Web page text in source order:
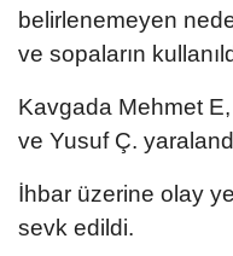
belirlenemeyen
ve sopaların
Kavgada Mehmet
ve Yusuf Ç.
İhbar üzerine olay
sevk edildi.